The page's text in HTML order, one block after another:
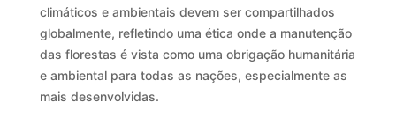
climáticos e ambientais devem ser compartilhados
globalmente, refletindo uma ética onde a manutenção
das florestas é vista como uma obrigação humanitária
e ambiental para todas as nações, especialmente as
mais desenvolvidas.